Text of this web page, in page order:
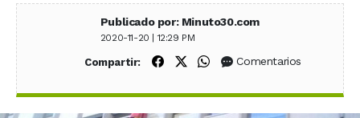
Publicado por: Minuto30.com
2020-11-20 | 12:29 PM
Compartir: Compartir en Facebook
Compartir en X (Twitter)
Compartir en WhatsApp
Comentarios